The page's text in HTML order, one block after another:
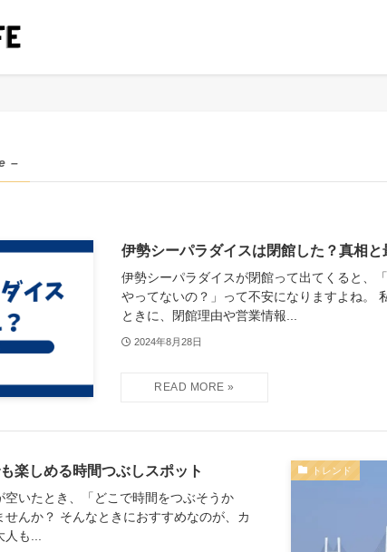
–
伊勢シーパラダイスは閉館した？真相
伊勢シーパラダイスが閉館って出てくると、
やってないの？」って不安になりますよね。
ときに、閉館理由や営業情報...
2024年8月28日
トレンド
楽しめる時間つぶしスポット
いたとき、「どこで時間をつぶそうか
んか？ そんなときにおすすめなのが、カ
人も...